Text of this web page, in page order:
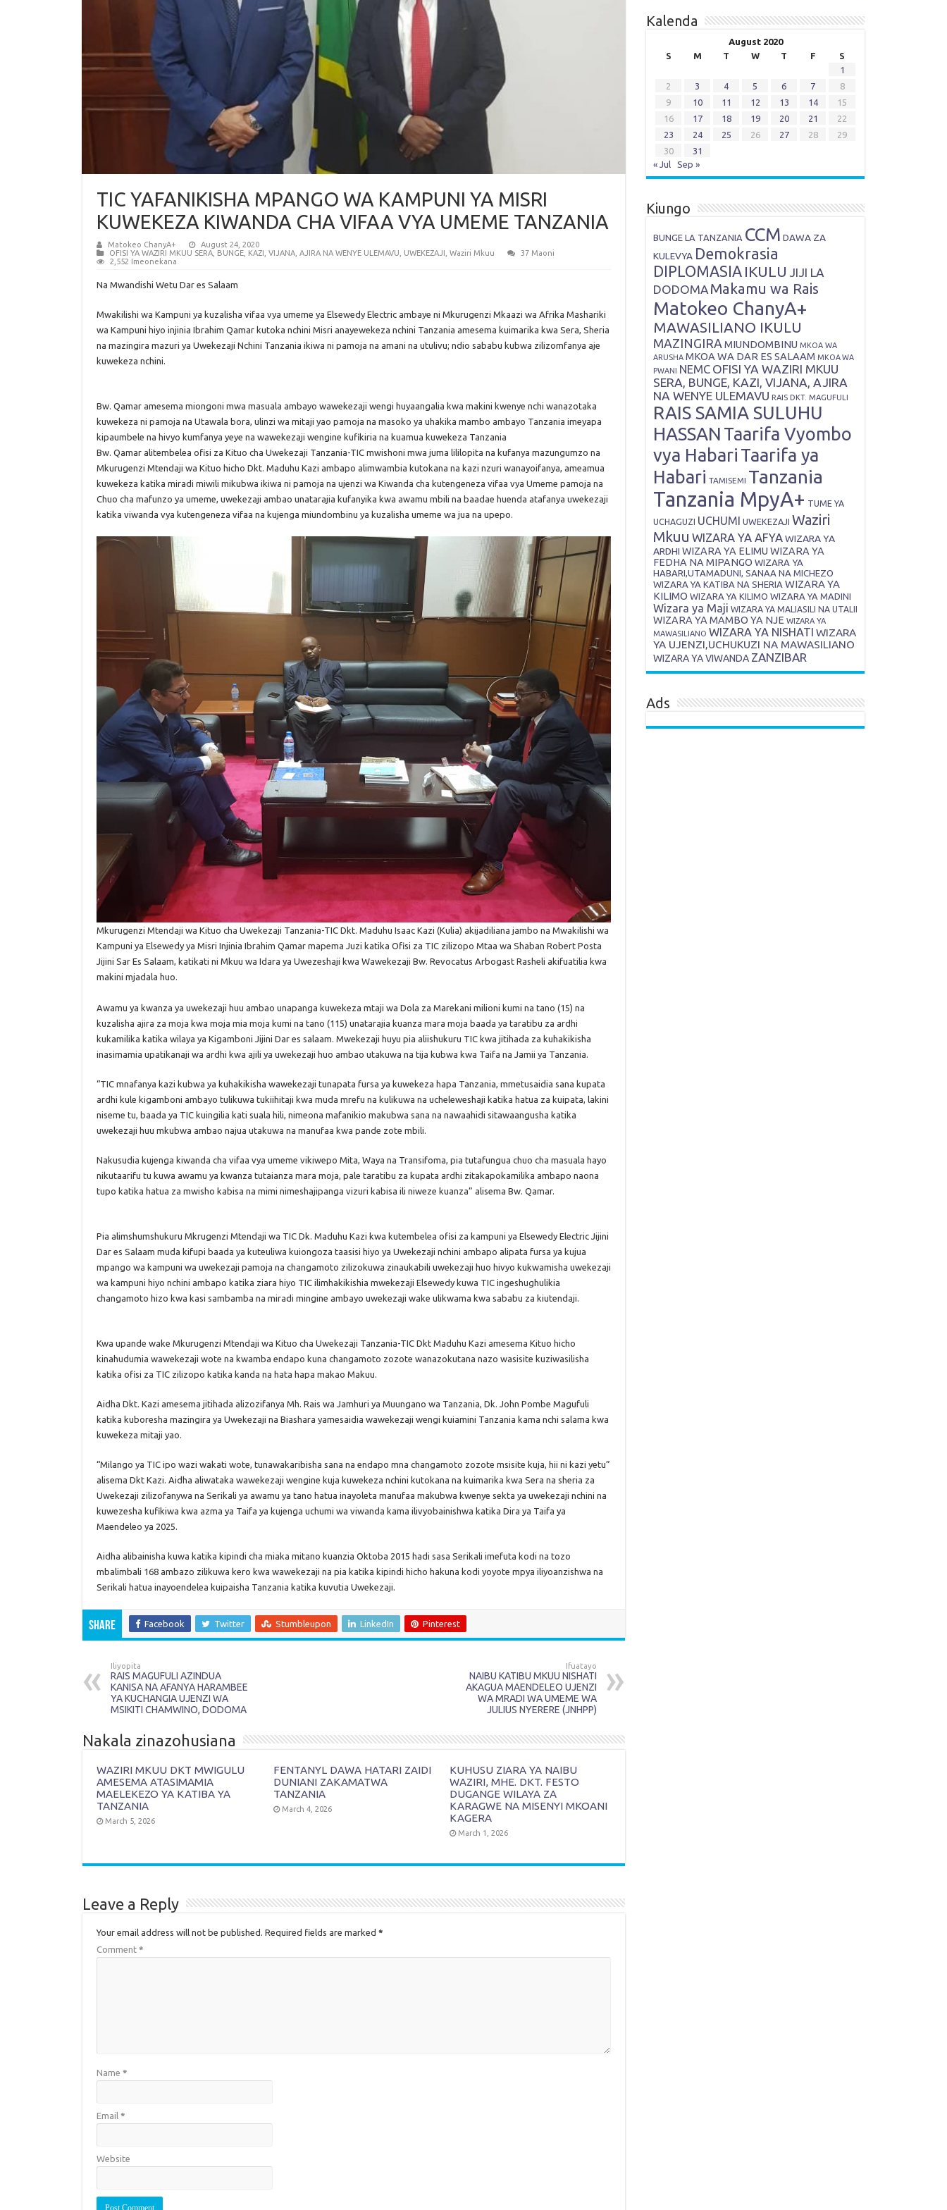
TIC YAFANIKISHA MPANGO WA KAMPUNI YA MISRI
KUWEKEZA KIWANDA CHA VIFAA VYA UMEME TANZANIA
Matokeo ChanyA+
August 24, 2020
OFISI YA WAZIRI MKUU SERA, BUNGE, KAZI, VIJANA, AJIRA NA WENYE ULEMAVU
UWEKEZAJI Waziri Mkuu
37 Maoni
2,552 Imeonekana
Na Mwandishi Wetu Dar es Salaam
Mwakilishi wa Kampuni ya kuzalisha vifaa vya umeme ya Elsewedy Electric ambaye ni Mkurugenzi Mkaazi wa Afrika Mashariki
wa Kampuni hiyo injinia Ibrahim Qamar kutoka nchini Misri anayewekeza nchini Tanzania amesema kuimarika kwa Sera, Sheria
na mazingira mazuri ya Uwekezaji Nchini Tanzania ikiwa ni pamoja na amani na utulivu; ndio sababu kubwa zilizomfanya aje
kuwekeza nchini.
Bw. Qamar amesema miongoni mwa masuala ambayo wawekezaji wengi huyaangalia kwa makini kwenye nchi wanazotaka
kuwekeza ni pamoja na Utawala bora, ulinzi wa mitaji yao pamoja na masoko ya uhakika mambo ambayo Tanzania imeyapa
kipaumbele na hivyo kumfanya yeye na wawekezaji wengine kufikiria na kuamua kuwekeza Tanzania
Bw. Qamar alitembelea ofisi za Kituo cha Uwekezaji Tanzania-TIC mwishoni mwa juma lililopita na kufanya mazungumzo na
Mkurugenzi Mtendaji wa Kituo hicho Dkt. Maduhu Kazi ambapo alimwambia kutokana na kazi nzuri wanayoifanya, ameamua
kuwekeza katika miradi miwili mikubwa ikiwa ni pamoja na ujenzi wa Kiwanda cha kutengeneza vifaa vya Umeme pamoja na
Chuo cha mafunzo ya umeme, uwekezaji ambao unatarajia kufanyika kwa awamu mbili na baadae huenda atafanya uwekezaji
katika viwanda vya kutengeneza vifaa na kujenga miundombinu ya kuzalisha umeme wa jua na upepo.
Mkurugenzi Mtendaji wa Kituo cha Uwekezaji Tanzania-TIC Dkt. Maduhu Isaac Kazi (Kulia) akijadiliana jambo na Mwakilishi wa
Kampuni ya Elsewedy ya Misri Injinia Ibrahim Qamar mapema Juzi katika Ofisi za TIC zilizopo Mtaa wa Shaban Robert Posta
Jijini Sar Es Salaam, katikati ni Mkuu wa Idara ya Uwezeshaji kwa Wawekezaji Bw. Revocatus Arbogast Rasheli akifuatilia kwa
makini mjadala huo.
Awamu ya kwanza ya uwekezaji huu ambao unapanga kuwekeza mtaji wa Dola za Marekani milioni kumi na tano (15) na
kuzalisha ajira za moja kwa moja mia moja kumi na tano (115) unatarajia kuanza mara moja baada ya taratibu za ardhi
kukamilika katika wilaya ya Kigamboni Jijini Dar es salaam. Mwekezaji huyu pia aliishukuru TIC kwa jitihada za kuhakikisha
inasimamia upatikanaji wa ardhi kwa ajili ya uwekezaji huo ambao utakuwa na tija kubwa kwa Taifa na Jamii ya Tanzania.
“TIC mnafanya kazi kubwa ya kuhakikisha wawekezaji tunapata fursa ya kuwekeza hapa Tanzania, mmetusaidia sana kupata
ardhi kule kigamboni ambayo tulikuwa tukiihitaji kwa muda mrefu na kulikuwa na ucheleweshaji katika hatua za kuipata, lakini
niseme tu, baada ya TIC kuingilia kati suala hili, nimeona mafanikio makubwa sana na nawaahidi sitawaangusha katika
uwekezaji huu mkubwa ambao najua utakuwa na manufaa kwa pande zote mbili.
Nakusudia kujenga kiwanda cha vifaa vya umeme vikiwepo Mita, Waya na Transifoma, pia tutafungua chuo cha masuala hayo
nikutaarifu tu kuwa awamu ya kwanza tutaianza mara moja, pale taratibu za kupata ardhi zitakapokamilika ambapo naona
tupo katika hatua za mwisho kabisa na mimi nimeshajipanga vizuri kabisa ili niweze kuanza” alisema Bw. Qamar.
Pia alimshumshukuru Mkrugenzi Mtendaji wa TIC Dk. Maduhu Kazi kwa kutembelea ofisi za kampuni ya Elsewedy Electric Jijini
Dar es Salaam muda kifupi baada ya kuteuliwa kuiongoza taasisi hiyo ya Uwekezaji nchini ambapo alipata fursa ya kujua
mpango wa kampuni wa uwekezaji pamoja na changamoto zilizokuwa zinaukabili uwekezaji huo hivyo kukwamisha uwekezaji
wa kampuni hiyo nchini ambapo katika ziara hiyo TIC ilimhakikishia mwekezaji Elsewedy kuwa TIC ingeshughulikia
changamoto hizo kwa kasi sambamba na miradi mingine ambayo uwekezaji wake ulikwama kwa sababu za kiutendaji.
Kwa upande wake Mkurugenzi Mtendaji wa Kituo cha Uwekezaji Tanzania-TIC Dkt Maduhu Kazi amesema Kituo hicho
kinahudumia wawekezaji wote na kwamba endapo kuna changamoto zozote wanazokutana nazo wasisite kuziwasilisha
katika ofisi za TIC zilizopo katika kanda na hata hapa makao Makuu.
Aidha Dkt. Kazi amesema jitihada alizozifanya Mh. Rais wa Jamhuri ya Muungano wa Tanzania, Dk. John Pombe Magufuli
katika kuboresha mazingira ya Uwekezaji na Biashara yamesaidia wawekezaji wengi kuiamini Tanzania kama nchi salama kwa
kuwekeza mitaji yao.
“Milango ya TIC ipo wazi wakati wote, tunawakaribisha sana na endapo mna changamoto zozote msisite kuja, hii ni kazi yetu”
alisema Dkt Kazi. Aidha aliwataka wawekezaji wengine kuja kuwekeza nchini kutokana na kuimarika kwa Sera na sheria za
Uwekezaji zilizofanywa na Serikali ya awamu ya tano hatua inayoleta manufaa makubwa kwenye sekta ya uwekezaji nchini na
kuwezesha kufikiwa kwa azma ya Taifa ya kujenga uchumi wa viwanda kama ilivyobainishwa katika Dira ya Taifa ya
Maendeleo ya 2025.
Aidha alibainisha kuwa katika kipindi cha miaka mitano kuanzia Oktoba 2015 hadi sasa Serikali imefuta kodi na tozo
mbalimbali 168 ambazo zilikuwa kero kwa wawekezaji na pia katika kipindi hicho hakuna kodi yoyote mpya iliyoanzishwa na
Serikali hatua inayoendelea kuipaisha Tanzania katika kuvutia Uwekezaji.
Share Facebook Twitter Stumbleupon LinkedIn Pinterest
Iliyopita
RAIS MAGUFULI AZINDUA
KANISA NA AFANYA HARAMBEE
YA KUCHANGIA UJENZI WA
MSIKITI CHAMWINO, DODOMA
Ifuatayo
NAIBU KATIBU MKUU NISHATI
AKAGUA MAENDELEO UJENZI
WA MRADI WA UMEME WA
JULIUS NYERERE (JNHPP)
Nakala zinazohusiana
WAZIRI MKUU DKT MWIGULU
AMESEMA ATASIMAMIA
MAELEKEZO YA KATIBA YA
TANZANIA
March 5, 2026
FENTANYL DAWA HATARI ZAIDI
DUNIANI ZAKAMATWA
TANZANIA
March 4, 2026
KUHUSU ZIARA YA NAIBU
WAZIRI, MHE. DKT. FESTO
DUGANGE WILAYA ZA
KARAGWE NA MISENYI MKOANI
KAGERA
March 1, 2026
Leave a Reply
Your email address will not be published. Required fields are marked *
Comment *
Name *
Email *
Website
Kalenda
August 2020
S
M T W T F
S
1
2
3 4 5 6 7
8
9
10 11 12 13 14
15
16
17 18 19 20 21
22
23
24 25 26 27 28
29
30
31
« Jul
Sep »
Kiungo
BUNGE LA TANZANIA CCM DAWA ZA
KULEVYA Demokrasia
DIPLOMASIA IKULU JIJI LA
DODOMA Makamu wa Rais
Matokeo ChanyA+
MAWASILIANO IKULU
MAZINGIRAMIUNDOMBINU MKOA WA
ARUSHA MKOA WA DAR ES SALAAM MKOA WA
PWANI NEMC OFISI YA WAZIRI MKUU
SERA, BUNGE, KAZI, VIJANA, AJIRA
NA WENYE ULEMAVU RAIS DKT. MAGUFULI
RAIS SAMIA SULUHU
HASSAN Taarifa Vyombo
vya Habari Taarifa ya
Habari TAMISEMI Tanzania
Tanzania MpyA+ TUME YA
UCHAGUZI UCHUMI UWEKEZAJI Waziri
Mkuu WIZARA YA AFYAWIZARA YA
ARDHI WIZARA YA ELIMU WIZARA YA
FEDHA NA MIPANGO WIZARA YA
HABARI,UTAMADUNI, SANAA NA MICHEZO
WIZARA YA KATIBA NA SHERIA WIZARA YA
KILIMO WIZARA YA KILIMO WIZARA YA MADINI
Wizara ya Maji WIZARA YA MALIASILI NA UTALII
WIZARA YA MAMBO YA NJE WIZARA YA
MAWASILIANO WIZARA YA NISHATI WIZARA
YA UJENZI,UCHUKUZI NA MAWASILIANO
WIZARA YA VIWANDA ZANZIBAR
Ads